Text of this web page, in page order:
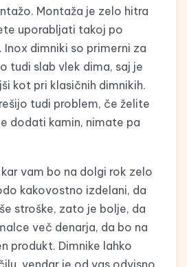
Montaža je zelo hitra
uporabljati takoj po
Inox dimniki so primerni za
tudi slab vlek dima, saj je
kot pri klasičnih dimnikih.
tudi problem, če želite
dodati kamin, nimate pa
vam bo na dolgi rok zelo
kakovostno izdelani, da
stroške, zato je bolje, da
več denarja, da bo na
produkt. Dimnike lahko
vendar je od vas odvisno